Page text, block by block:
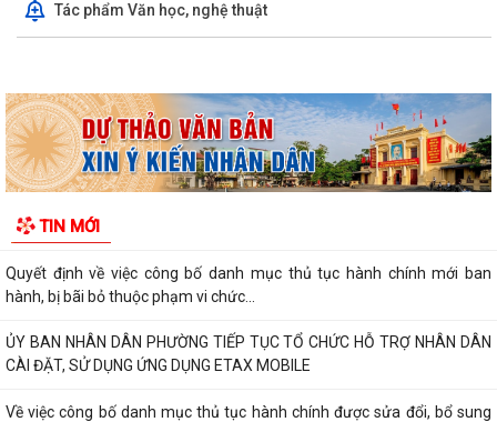
Tác phẩm Văn học, nghệ thuật
TIN MỚI
tuyến tại các tổ dân phố –...
Hải Phòng công khai thủ tục hành chính đặc thù mới ban hành lĩnh vực
đất đai thuộc phạm vi chức...
sung, bị bãi bỏ thuộc phạm vi chức...
UBND PHƯỜNG HƯNG ĐẠO TRIỂN KHAI ĐỢT CAO ĐIỂM HỖ TRỢ NHÂN
DÂN CÀI ĐẶT, SỬ DỤNG ỨNG DỤNG ETAX MOBILE,...
Quyết định về việc công bố danh mục thủ tục hành chính mới ban
hành, bị bãi bỏ thuộc phạm vi chức...
ỦY BAN NHÂN DÂN PHƯỜNG TIẾP TỤC TỔ CHỨC HỖ TRỢ NHÂN DÂN